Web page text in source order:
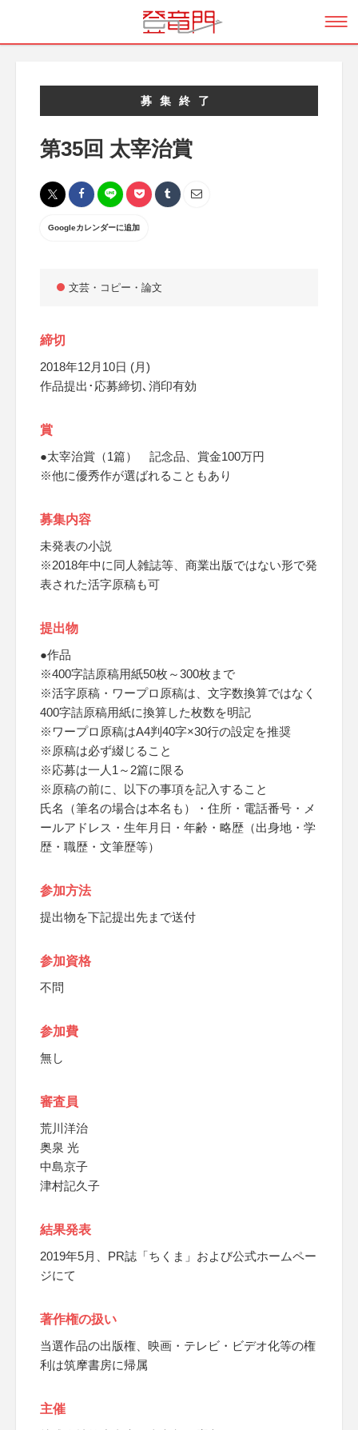
募集終了
第35回 太宰治賞
Googleカレンダーに追加
文芸・コピー・論文
締切
2018年12月10日 (月)
作品提出･応募締切､消印有効
賞
●太宰治賞（1篇） 記念品、賞金100万円
※他に優秀作が選ばれることもあり
募集内容
未発表の小説
※2018年中に同人雑誌等、商業出版ではない形で発
表された活字原稿も可
提出物
●作品
※400字詰原稿用紙50枚～300枚まで
※活字原稿・ワープロ原稿は、文字数換算ではなく
400字詰原稿用紙に換算した枚数を明記
※ワープロ原稿はA4判40字×30行の設定を推奨
※原稿は必ず綴じること
※応募は一人1～2篇に限る
※原稿の前に、以下の事項を記入すること
氏名（筆名の場合は本名も）・住所・電話番号・メ
ールアドレス・生年月日・年齢・略歴（出身地・学
歴・職歴・文筆歴等）
参加方法
提出物を下記提出先まで送付
参加資格
不問
参加費
無し
審査員
荒川洋治
奥泉 光
中島京子
津村記久子
結果発表
2019年5月、PR誌「ちくま」および公式ホームペー
ジにて
著作権の扱い
当選作品の出版権、映画・テレビ・ビデオ化等の権
利は筑摩書房に帰属
主催